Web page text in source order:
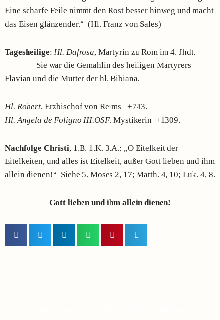
Eine scharfe Feile nimmt den Rost besser hinweg und macht
das Eisen glänzender.“ (Hl. Franz von Sales)
Tagesheilige: Hl. Dafrosa, Martyrin zu Rom im 4. Jhdt.
Sie war die Gemahlin des heiligen Martyrers
Flavian und die Mutter der hl. Bibiana.
Hl. Robert, Erzbischof von Reims +743.
Hl. Angela de Foligno III.OSF. Mystikerin +1309.
Nachfolge Christi, 1.B. 1.K. 3.A.: „O Eitelkeit der
Eitelkeiten, und alles ist Eitelkeit, außer Gott lieben und ihm
allein dienen!“ Siehe 5. Moses 2, 17; Matth. 4, 10; Luk. 4, 8.
Gott lieben und ihm allein dienen!